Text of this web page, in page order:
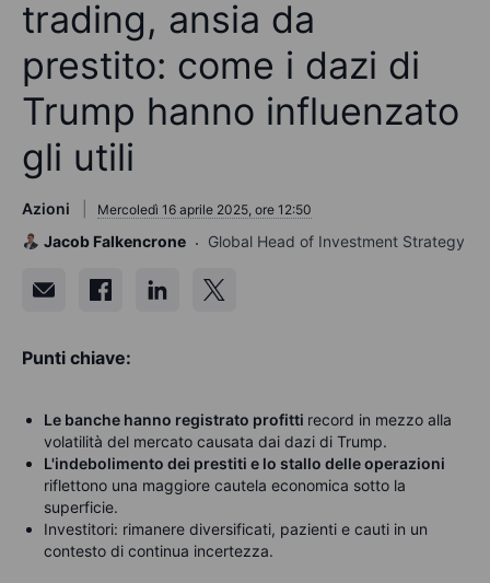
trading, ansia da
prestito: come i dazi di
Trump hanno influenzato
gli utili
Azioni Mercoledì 16 aprile 2025, ore 12:50
Jacob Falkencrone Global Head of Investment Strategy
Punti chiave:
Le banche hanno registrato profitti record in mezzo alla
volatilità del mercato causata dai dazi di Trump.
L'indebolimento dei prestiti e lo stallo delle operazioni
riflettono una maggiore cautela economica sotto la
superficie.
Investitori: rimanere diversificati, pazienti e cauti in un
contesto di continua incertezza.